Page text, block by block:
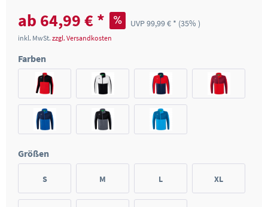
ab 64,99 € * UVP 99,99 € * (35% )
inkl. MwSt. zzgl. Versandkosten
Farben
Größen
S M L XL